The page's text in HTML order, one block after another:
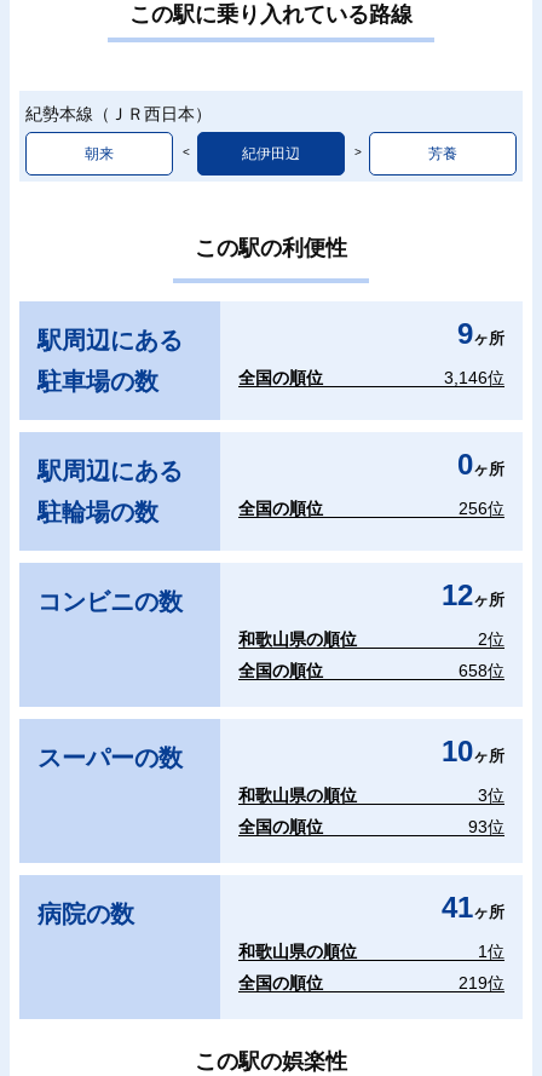
この駅に乗り入れている路線
紀勢本線（ＪＲ西日本）
朝来 紀伊田辺 芳養
この駅の利便性
駅周辺にある
駐車場の数
9ヶ所
全国の順位 3,146位
駅周辺にある
駐輪場の数
0ヶ所
全国の順位 256位
コンビニの数 12ヶ所
和歌山県の順位
2位
全国の順位
658位
スーパーの数 10ヶ所
和歌山県の順位
3位
全国の順位
93位
病院の数 41ヶ所
和歌山県の順位
1位
全国の順位
219位
この駅の娯楽性